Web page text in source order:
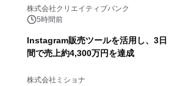
開催
株式会社クリエイティブバンク
5時間前
Instagram販売ツールを活用し、3日
間で売上約4,300万円を達成
株式会社ミショナ